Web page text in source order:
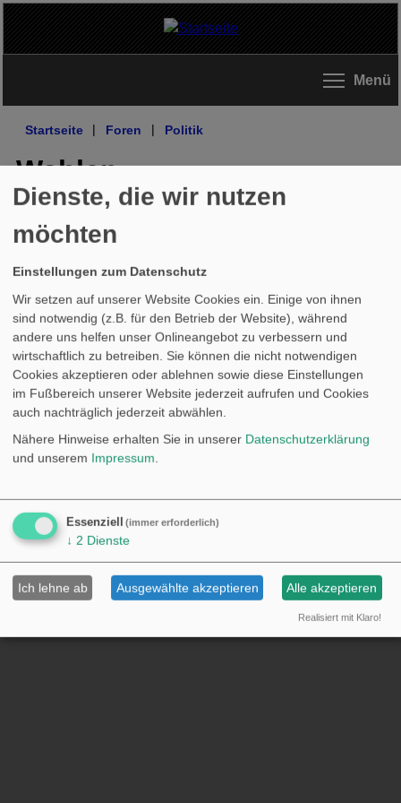
Direkt zum Inhalt
Menü
Startseite Foren Politik
Wahlen
Anmelden
zu verfassen.
Thema Antworten
Antwort
In diesem Forum wurden noch keine
Beiträge veröffentlicht.
Cookie-Einstellungen
Dienste, die wir nutzen
möchten
Einstellungen zum Datenschutz
Wir setzen auf unserer Website Cookies ein. Einige von ihnen
sind notwendig (z.B. für den Betrieb der Website), während
andere uns helfen unser Onlineangebot zu verbessern und
wirtschaftlich zu betreiben. Sie können die nicht notwendigen
Cookies akzeptieren oder ablehnen sowie diese Einstellungen
im Fußbereich unserer Website jederzeit aufrufen und Cookies
auch nachträglich jederzeit abwählen.
Nähere Hinweise erhalten Sie in unserer Datenschutzerklärung
und unserem Impressum.
Essenziell (immer erforderlich)
↓ 2 Dienste
Ich lehne ab Ausgewählte akzeptieren Alle akzeptieren
Realisiert mit Klaro!